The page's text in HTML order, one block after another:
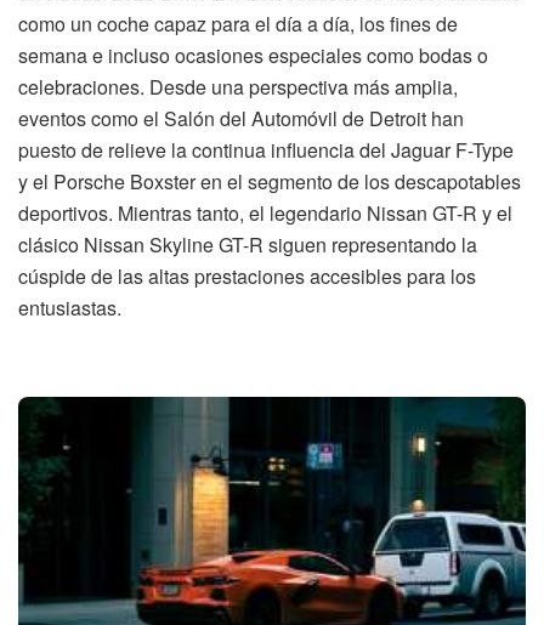
como un coche capaz para el día a día, los fines de
semana e incluso ocasiones especiales como bodas o
celebraciones. Desde una perspectiva más amplia,
eventos como el Salón del Automóvil de Detroit han
puesto de relieve la continua influencia del Jaguar F-Type
y el Porsche Boxster en el segmento de los descapotables
deportivos. Mientras tanto, el legendario Nissan GT-R y el
clásico Nissan Skyline GT-R siguen representando la
cúspide de las altas prestaciones accesibles para los
entusiastas.